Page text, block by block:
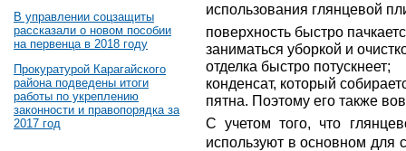
В управлении соцзащиты
рассказали о новом пособии
на первенца в 2018 году
Прокуратурой Карагайского
района подведены итоги
работы по укреплению
законности и правопорядка за
2017 год
использования глянцевой
поверхность быстро
заниматься уборкой и
отделка быстро потускнеет;
конденсат, который
пятна. Поэтому его также
С учетом того, что
используют в основном для